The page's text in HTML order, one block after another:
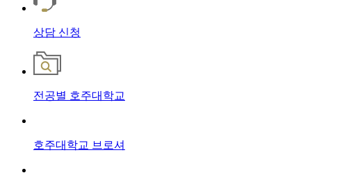
상담 신청
전공별 호주대학교
호주대학교 브로셔